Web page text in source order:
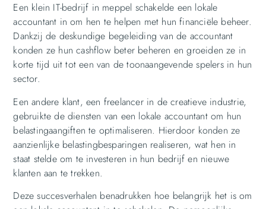
Een klein IT-bedrijf in meppel schakelde een lokale
accountant in om hen te helpen met hun financiële beheer.
Dankzij de deskundige begeleiding van de accountant
konden ze hun cashflow beter beheren en groeiden ze in
korte tijd uit tot een van de toonaangevende spelers in hun
sector.
Een andere klant, een freelancer in de creatieve industrie,
gebruikte de diensten van een lokale accountant om hun
belastingaangiften te optimaliseren. Hierdoor konden ze
aanzienlijke belastingbesparingen realiseren, wat hen in
staat stelde om te investeren in hun bedrijf en nieuwe
klanten aan te trekken.
Deze succesverhalen benadrukken hoe belangrijk het is om